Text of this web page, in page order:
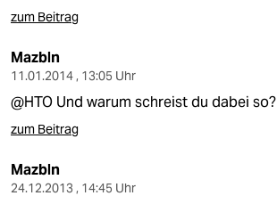
zum Beitrag
Mazbln
11.01.2014 , 13:05 Uhr
@HTO Und warum schreist du dabei so?
zum Beitrag
Mazbln
24.12.2013 , 14:45 Uhr